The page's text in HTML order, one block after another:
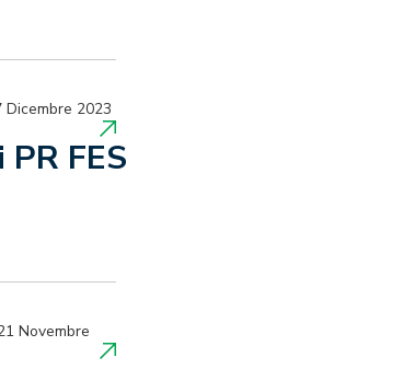
FES
Dicembre 2023
Novembre